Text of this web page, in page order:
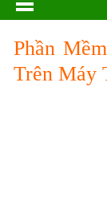
Phần
Trên Máy